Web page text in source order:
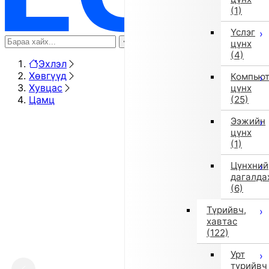
(1)
Үслэг
цүнх
(4)
цүнх
(25)
Ээжийн
цүнх
(1)
Цүнхний
(6)
Түрийвч,
хавтас
(122)
Урт
түрийвч
Эхлэл
Хөвгүүд
Хувцас
Цамц